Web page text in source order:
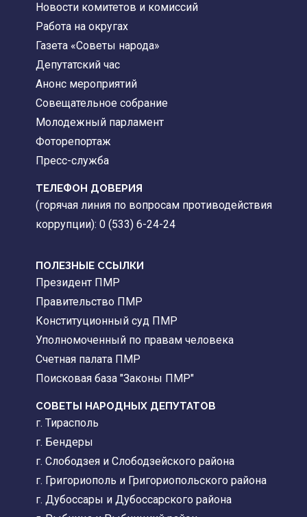
Новости комитетов и комиссий
Работа на округах
Газета «Советы народа»
Депутатский час
Анонс мероприятий
Совещательное собрание
Молодежный парламент
Фоторепортаж
Пресс-служба
ТЕЛЕФОН ДОВЕРИЯ
(горячая линия по вопросам противодействия
коррупции): 0 (533) 6-24-24
ПОЛЕЗНЫЕ ССЫЛКИ
Президент ПМР
Правительство ПМР
Конституционный суд ПМР
Уполномоченный по правам человека
Счетная палата ПМР
Поисковая база "Законы ПМР"
СОВЕТЫ НАРОДНЫХ ДЕПУТАТОВ
г. Тирасполь
г. Бендеры
г. Слободзея и Слободзейского района
г. Григориополь и Григориопольского района
г. Дубоссары и Дубоссарского района